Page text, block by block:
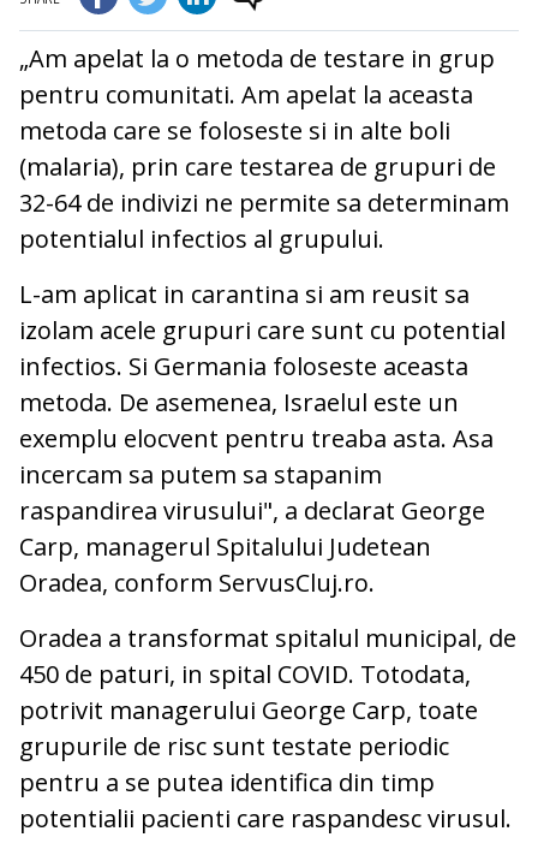
„Am apelat la o metoda de testare in grup
pentru comunitati. Am apelat la aceasta
metoda care se foloseste si in alte boli
(malaria), prin care testarea de grupuri de
32-64 de indivizi ne permite sa determinam
potentialul infectios al grupului.
L-am aplicat in carantina si am reusit sa
izolam acele grupuri care sunt cu potential
infectios. Si Germania foloseste aceasta
metoda. De asemenea, Israelul este un
exemplu elocvent pentru treaba asta. Asa
incercam sa putem sa stapanim
raspandirea virusului", a declarat George
Carp, managerul Spitalului Judetean
Oradea, conform ServusCluj.ro.
Oradea a transformat spitalul municipal, de
450 de paturi, in spital COVID. Totodata,
potrivit managerului George Carp, toate
grupurile de risc sunt testate periodic
pentru a se putea identifica din timp
potentialii pacienti care raspandesc virusul.